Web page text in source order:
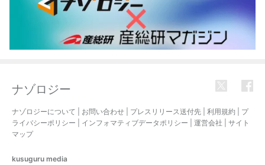
ナゾロジー
ナゾロジーについて お問い合わせ プレスリリース送付先 利用規約
プ
ライバシーポリシー
インフォマティブデータポリシー 運営会社
サイト
マップ
kusuguru media